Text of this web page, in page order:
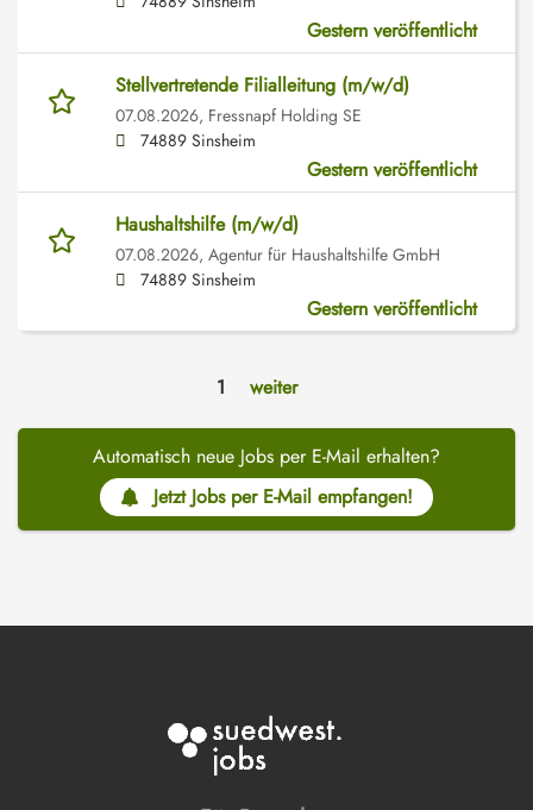
Gestern veröffentlicht
Stellvertretende Filialleitung (m/w/d)
07.08.2026, Fressnapf Holding SE
74889 Sinsheim
Gestern veröffentlicht
Haushaltshilfe (m/w/d)
07.08.2026, Agentur für Haushaltshilfe GmbH
74889 Sinsheim
Gestern veröffentlicht
1 weiter
Automatisch neue Jobs per E-Mail erhalten?
Jetzt Jobs per E-Mail empfangen!